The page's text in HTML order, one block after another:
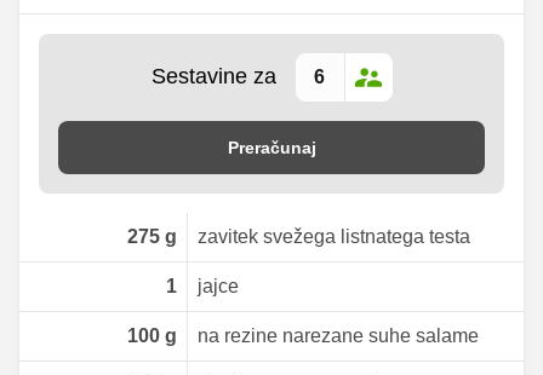
Sestavine za
Preračunaj
275g zavitek svežega listnatega testa
1 jajce
100g na rezine narezane suhe salame